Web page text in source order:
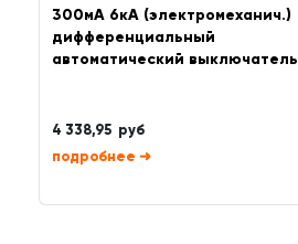
300мА 6кА (электромеханич.)
дифференциальный
автоматический выключатель
4 338,95 руб
➜